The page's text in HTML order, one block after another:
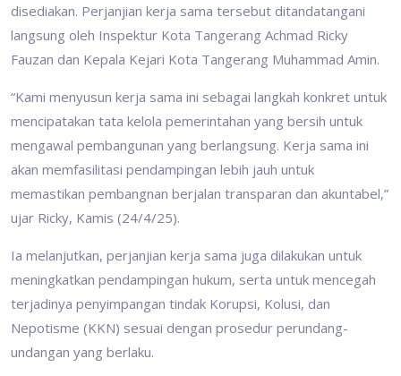
disediakan. Perjanjian kerja sama tersebut ditandatangani
langsung oleh Inspektur Kota Tangerang Achmad Ricky
Fauzan dan Kepala Kejari Kota Tangerang Muhammad Amin.
“Kami menyusun kerja sama ini sebagai langkah konkret untuk
mencipatakan tata kelola pemerintahan yang bersih untuk
mengawal pembangunan yang berlangsung. Kerja sama ini
akan memfasilitasi pendampingan lebih jauh untuk
memastikan pembangnan berjalan transparan dan akuntabel,”
ujar Ricky, Kamis (24/4/25).
Ia melanjutkan, perjanjian kerja sama juga dilakukan untuk
meningkatkan pendampingan hukum, serta untuk mencegah
terjadinya penyimpangan tindak Korupsi, Kolusi, dan
Nepotisme (KKN) sesuai dengan prosedur perundang-
undangan yang berlaku.